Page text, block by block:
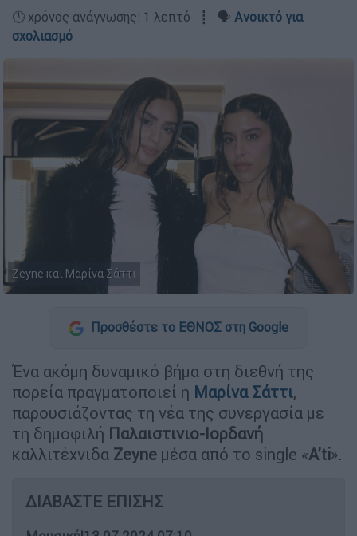
🕛 χρόνος ανάγνωσης: 1 λεπτό ┋ 🗣️ Ανοικτό για
σχολιασμό
Zeyne και Μαρίνα Σάττι
Προσθέστε το ΕΘΝΟΣ στη Google
Ένα ακόμη δυναμικό βήμα στη διεθνή της
πορεία πραγματοποιεί η Μαρίνα Σάττι,
παρουσιάζοντας τη νέα της συνεργασία με
τη δημοφιλή Παλαιστινιο-Ιορδανή
καλλιτέχνιδα Zeyne μέσα από το single «A’ti».
ΔΙΑΒΑΣΤΕ ΕΠΙΣΗΣ